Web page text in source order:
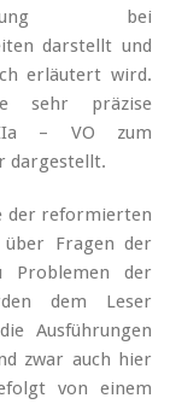
bei
darstellt und
erläutert wird.
sehr präzise
IIa – VO zum
dargestellt.
der reformierten
über Fragen der
Problemen der
dem Leser
Ausführungen
zwar auch hier
von einem